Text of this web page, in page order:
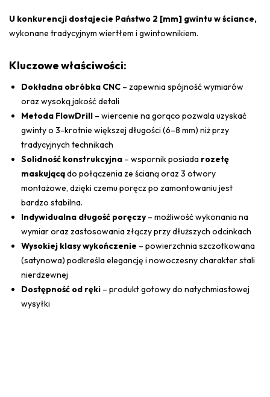
U konkurencji dostajecie Państwo 2 [mm] gwintu w ściance,
wykonane tradycyjnym wiertłem i gwintownikiem.
Kluczowe właściwości:
Dokładna obróbka CNC – zapewnia spójność wymiarów
oraz wysoką jakość detali
Metoda FlowDrill – wiercenie na gorąco pozwala uzyskać
gwinty o 3-krotnie większej długości (6–8 mm) niż przy
tradycyjnych technikach
Solidność konstrukcyjna – wspornik posiada rozetę
maskującądo połączenia ze ścianą oraz 3 otwory
montażowe, dzięki czemu poręcz po zamontowaniu jest
bardzo stabilna.
Indywidualna długość poręczy– możliwość wykonania na
wymiar oraz zastosowania złączy przy dłuższych odcinkach
Wysokiej klasy wykończenie – powierzchnia szczotkowana
(satynowa) podkreśla elegancję i nowoczesny charakter stali
nierdzewnej
Dostępność od ręki – produkt gotowy do natychmiastowej
wysyłki